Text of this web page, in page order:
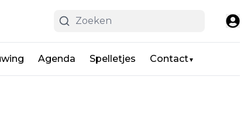
Agenda Spelletjes Contact▼